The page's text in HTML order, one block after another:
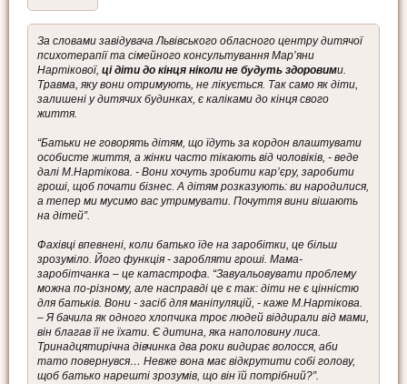
За словами завідувача Львівського обласного центру дитячої
психотерапії та сімейного консультування Мар’яни
Нартікової, ці діти до кінця ніколи не будуть здоровими.
Травма, яку вони отримують, не лікується. Так само як діти,
залишені у дитячих будинках, є каліками до кінця свого
життя.
“Батьки не говорять дітям, що їдуть за кордон влаштувати
особисте життя, а жінки часто тікають від чоловіків, - веде
далі М.Нартікова. - Вони хочуть зробити кар’єру, заробити
гроші, щоб почати бізнес. А дітям розказують: ви народилися,
а тепер ми мусимо вас утримувати. Почуття вини вішають
на дітей”.
Фахівці впевнені, коли батько їде на заробітки, це більш
зрозуміло. Його функція - заробляти гроші. Мама-
заробітчанка – це катастрофа. “Завуальовувати проблему
можна по-різному, але насправді це є так: діти не є цінністю
для батьків. Вони - засіб для маніпуляцій, - каже М.Нартікова.
– Я бачила як одного хлопчика троє людей віддирали від мами,
він благав її не їхати. Є дитина, яка наполовину лиса.
Тринадцятирічна дівчинка два роки видирає волосся, аби
тато повернувся… Невже вона має відкрутити собі голову,
щоб батько нарешті зрозумів, що він їй потрібний?”.